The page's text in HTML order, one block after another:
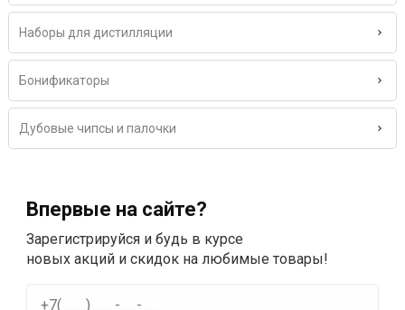
Наборы для дистилляции
Бонификаторы
Дубовые чипсы и палочки
Впервые на сайте?
Зарегистрируйся и будь в курсе
новых акций и скидок на любимые товары!